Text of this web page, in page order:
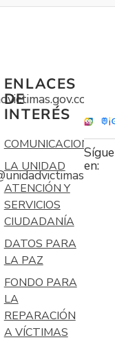
ENLACES
DE
INTERÉS
COMUNICACIONES
LA UNIDAD
ATENCIÓN Y
SERVICIOS
CIUDADANÍA
DATOS PARA
LA PAZ
FONDO PARA
LA
REPARACIÓN
A VÍCTIMAS
en: